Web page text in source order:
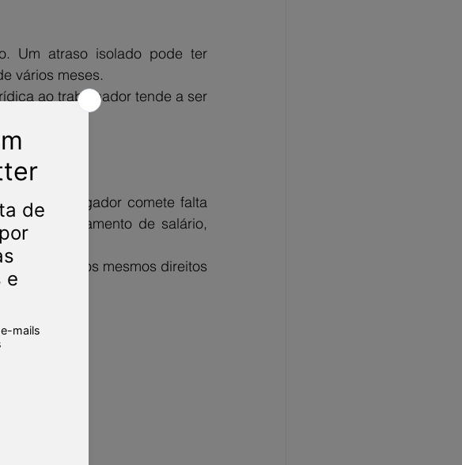
Um atraso isolado pode ter
vários meses.
ao trabalhador tende a ser
o empregador comete falta
no pagamento de salário,
grave.
os mesmos direitos